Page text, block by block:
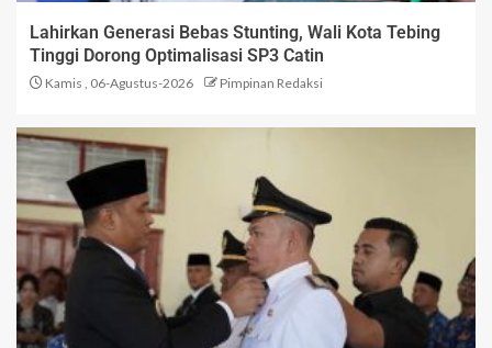
Lahirkan Generasi Bebas Stunting, Wali Kota Tebing
Tinggi Dorong Optimalisasi SP3 Catin
Kamis , 06-Agustus-2026 Pimpinan Redaksi